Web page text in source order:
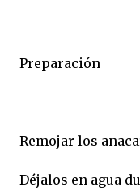
Preparación
Remojar los
Déjalos en agua